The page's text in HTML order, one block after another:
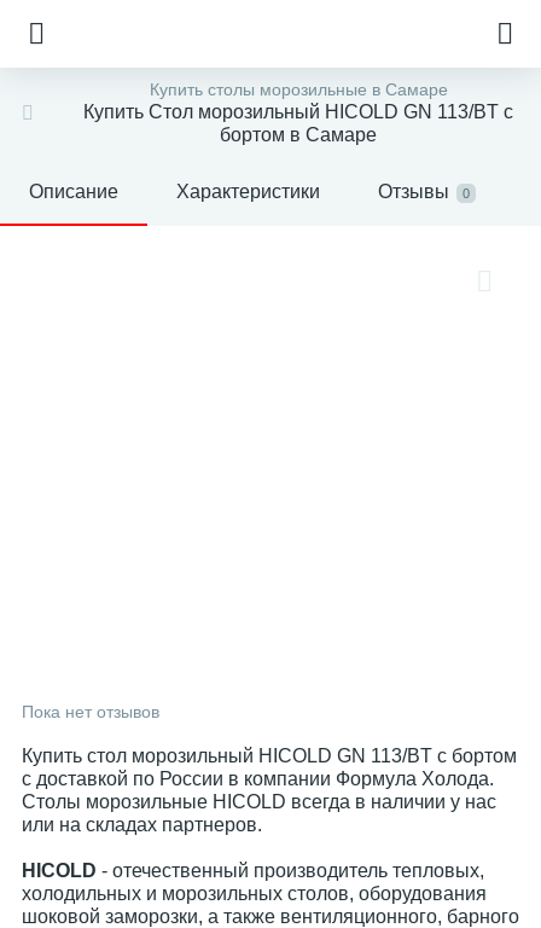
Купить столы морозильные в Самаре
Купить Стол морозильный HICOLD GN 113/BT с
бортом в Самаре
Описание Характеристики Отзывы 0
Пока нет отзывов
Купить стол морозильный HICOLD GN 113/BT с бортом
с доставкой по России в компании Формула Холода.
Столы морозильные HICOLD всегда в наличии у нас
или на складах партнеров.
HICOLD - отечественный производитель тепловых,
холодильных и морозильных столов, оборудования
шоковой заморозки, а также вентиляционного, барного